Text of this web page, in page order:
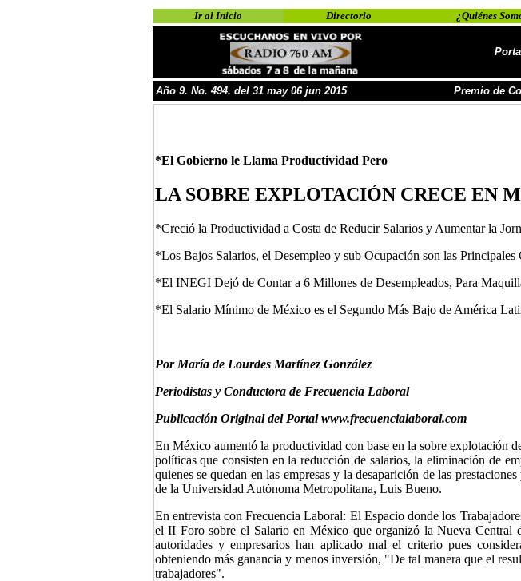
Ir al Inicio Directorio ¿Quiénes
Año 9. No. 494. del 31 may 06 jun2015 Premio de
*El Gobierno le Llama Productividad Pero
LA SOBRE EXPLOTACIÓN CRECE EN
*Creció la Productividad a Costa de Reducir Salarios y Aumentar la
*Los Bajos Salarios, el Desempleo y sub Ocupación son las Principales
*El INEGI Dejó de Contar a 6 Millones de Desempleados, Para
*El Salario Mínimo de México es el Segundo Más Bajo de América
Por María de Lourdes Martínez González
Periodistas y Conductora de Frecuencia Laboral
Publicación Original del Portal www.frecuencialaboral.com
En México aumentó la productividad con base en la sobre explotación
políticas que consisten en la reducción de salarios, la eliminación de
quienes se quedan en las empresas y la desaparición de las
de la Universidad Autónoma Metropolitana, Luis Bueno.
En entrevista con Frecuencia Laboral: El Espacio donde los
el II Foro sobre el Salario en México que organizó la Nueva Central
autoridades y empresarios han aplicado mal el criterio pues
obteniendo más ganancia y menos inversión, "De tal manera que el
trabajadores".